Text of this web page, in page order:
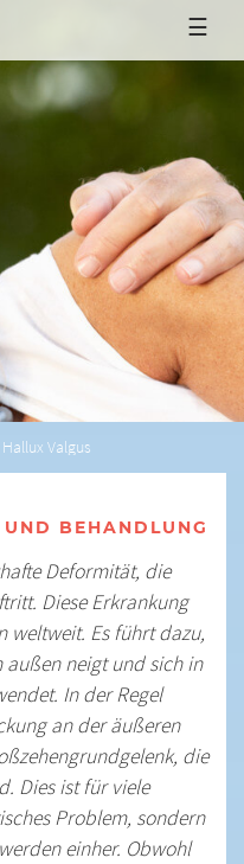
☰
Hallux Valgus
BEHANDLUNG
Deformität, die
Diese Erkrankung
weltweit. Es führt dazu,
außen neigt und sich in
In der Regel
an der äußeren
die
Dies ist für viele
Problem, sondern
einher. Obwohl